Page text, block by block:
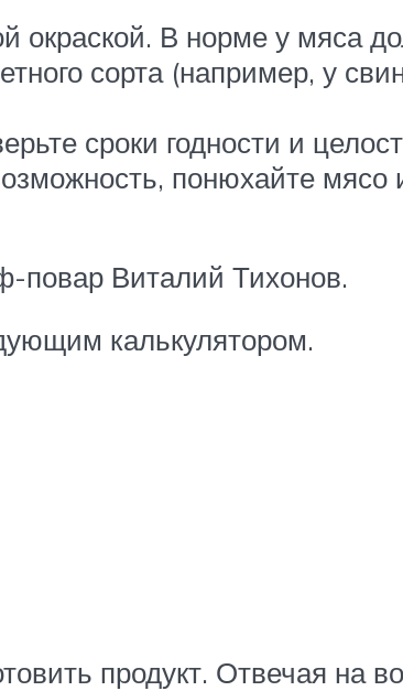
окраской. В норме у мяса
сорта (например, у
сроки годности и
понюхайте мясо
повар Виталий Тихонов.
калькулятором.
продукт. Отвечая на